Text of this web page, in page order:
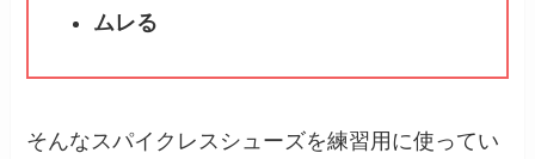
ムレる
そんなスパイクレスシューズを練習用に使ってい